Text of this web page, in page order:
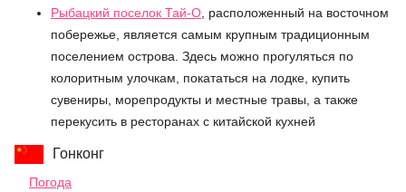
Рыбацкий поселок Тай-О, расположенный на восточном
побережье, является самым крупным традиционным
поселением острова. Здесь можно прогуляться по
колоритным улочкам, покататься на лодке, купить
сувениры, морепродукты и местные травы, а также
перекусить в ресторанах с китайской кухней
Гонконг
Погода